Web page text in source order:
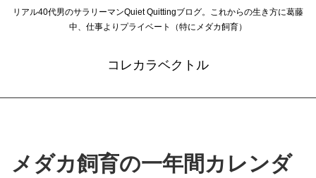
リアル40代男のサラリーマンQuiet Quittingブログ。これからの生き方に葛藤
中、仕事よりプライベート（特にメダカ飼育）
コレカラベクトル
メダカ飼育の一年間カレンダ